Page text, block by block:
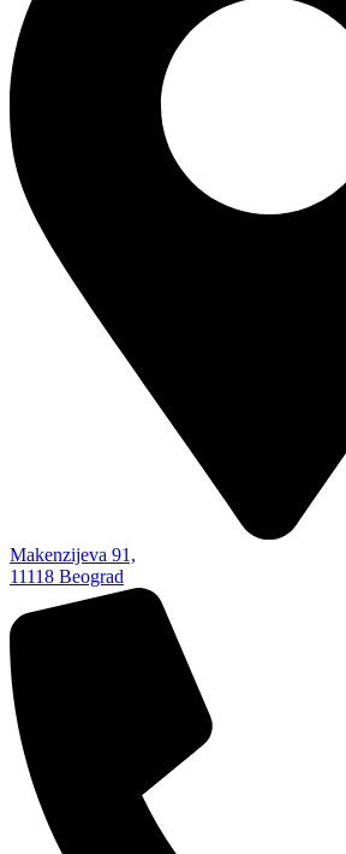
Makenzijeva 91,
11118 Beograd